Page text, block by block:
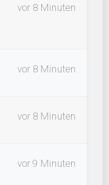
vor 8 Minuten
vor 8 Minuten
vor 8 Minuten
vor 9 Minuten